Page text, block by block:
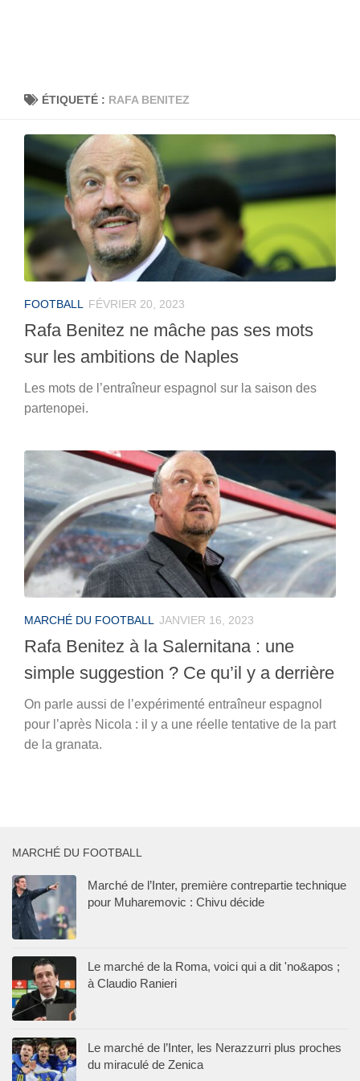
ÉTIQUETÉ : RAFA BENITEZ
FOOTBALL FÉVRIER 20, 2023
Rafa Benitez ne mâche pas ses mots
sur les ambitions de Naples
Les mots de l’entraîneur espagnol sur la saison des
partenopei.
MARCHÉ DU FOOTBALL JANVIER 16, 2023
Rafa Benitez à la Salernitana : une
simple suggestion ? Ce qu’il y a derrière
On parle aussi de l’expérimenté entraîneur espagnol
pour l’après Nicola : il y a une réelle tentative de la part
de la granata.
MARCHÉ DU FOOTBALL
Marché de l’Inter, première contrepartie technique
pour Muharemovic : Chivu décide
Le marché de la Roma, voici qui a dit 'no&apos ;
à Claudio Ranieri
Le marché de l’Inter, les Nerazzurri plus proches
du miraculé de Zenica